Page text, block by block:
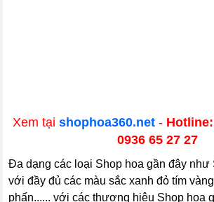
Xem tại shophoa360.net -
0936 65 27 27
Đa dạng các loại Shop hoa gần đây như
với đầy đủ các màu sắc xanh đỏ tím
phấn...... với các thương hiệu Shop hoa